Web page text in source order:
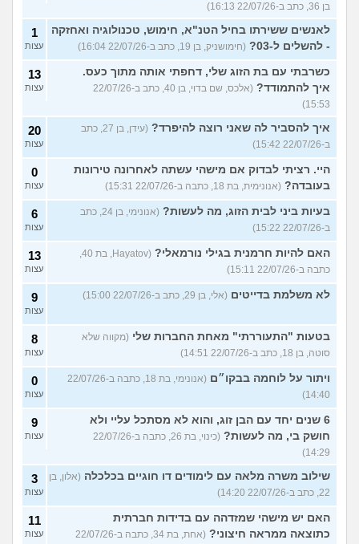
בן 36, כתב ב-22/07/26 16:13)
לאנשים ששירתו בחיל הטנ"א, חימוש, טכנולוגיה ואחזקה
- להשלים ל-03?
(חימושניק, בן 19, כתב ב-22/07/26 16:04)
1
עצות
כשרבתי עם בת הזוג שלי, דחפתי אותה מתוך כעס.
איך להתמודד?
(אלכס, שם בדוי, בן 40, כתב ב-22/07/26
15:53)
13
עצות
איך להסביר לה שאני רוצה להיפרד?
(עידן, בן 27, כתב
ב-22/07/26 15:42)
20
עצות
היי. רציתי לבדוק אם מישהי עשתה לאחרונה טירונות
בעובדה? (אנונימית, בת 18, כתבה ב-22/07/26 15:31)
0
עצות
בעיות ביני לבית הזוג, מה לעשות?
(אנונימי, בן 24, כתב
ב-22/07/26 15:22)
6
עצות
האם להיות חרמנית בגילי נורמאלי?
(Hayatov, בת 40,
כתבה ב-22/07/26 15:11)
13
עצות
לא משלמת בדייטים (אלי, בן 29, כתב ב-22/07/26 15:00) 9
עצות
בטעות "התעוררתי" מאחת החברות שלי (מקווה שלא
סוטה, בן 18, כתב ב-22/07/26 14:51)
8
עצות
ויתור על לוחמה בבקו״ם
(אנונימי, בת 18, כתבה ב-22/07/26
14:40)
0
עצות
6 שנים יחד עם הבן זוג, והוא לא מסתכל עליי ולא
חושק בי, מה לעשות?
(כינוי, בת 26, כתבה ב-22/07/26
14:29)
9
עצות
שילוב משרה מלאה עם לימודים דו חוגיים בכלכלה (אלון, בן
22, כתב ב-22/07/26 14:20)
3
עצות
האם יש מישהי שמזדהה עם בדידות חברתית
כתוצאה ממראה חיצוני?
(אחת, בת 34, כתבה ב-22/07/26
11
עצות